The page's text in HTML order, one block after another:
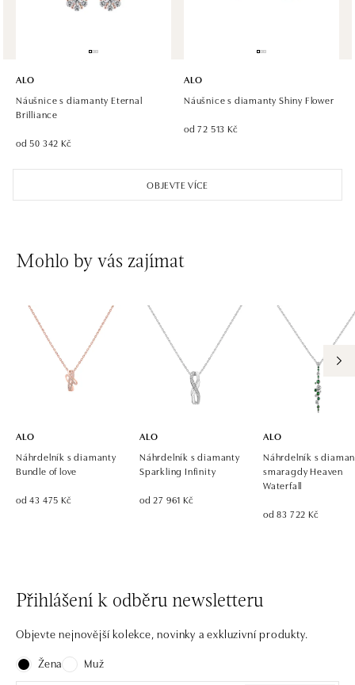
dnes otevřeno do 21:00
ALO diamonds Hilton, Košice
dnes otevřeno do 19:00
Einsteinova 18, 851 01 Bratislava
ALO diamonds OC Avion, Bratislava
Ivanská cesta 16, 821 04 Bratislava
dnes otevřeno do 21:00
ALO diamonds OC Eurovea, Bratislava
Pribinova 8, 811 09 Bratislava
tel.: +421 917 090 700, +421 918 777 670
OBJEVTE VÍCE
ALO
Náušnice s diamanty Eternal
Brilliance
od 50 342 Kč
ALO
Náušnice s diamanty Shiny Flower
od 72 513 Kč
Mohlo by vás zajímat
ALO
Náhrdelník s diamanty
Bundle of love
od 43 475 Kč
ALO
Náhrdelník s diamanty
Sparkling Infinity
od 27 961 Kč
ALO
Náhrdelník s
smaragdy Heaven
Waterfall
od 83 722 Kč
Přihlášení k odběru newsletteru
Objevte nejnovější kolekce, novinky a exkluzivní produkty.
Žena
Muž